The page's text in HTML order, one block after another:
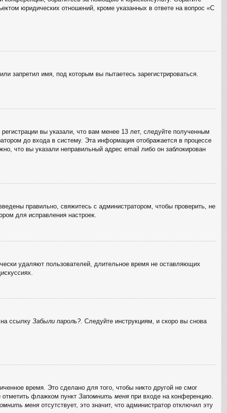
юридических отношений, кроме указанных в ответе на вопрос «С
запретил имя, под которым вы пытаетесь зарегистрироваться.
вы указали, что вам менее 13 лет, следуйте полученным
до входа в систему. Эта информация отображается в процессе
что вы указали неправильный адрес email либо он заблокирован
правильно, свяжитесь с администратором, чтобы проверить, не
для исправления настроек.
удаляют пользователей, длительное время не оставляющих
ссылку Забыли пароль?. Следуйте инструкциям, и скоро вы снова
время. Это сделано для того, чтобы никто другой не смог
отметить флажком пункт Запомнить меня при входе на конференцию.
меня отсутствует, это значит, что администратор отключил эту